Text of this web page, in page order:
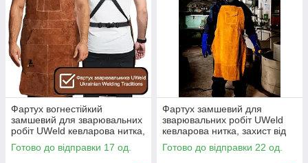
Фартух вогнестійкий
замшевий для зварювальних
робіт UWeld кевларова нитка,
захист від бризок металу
UW12TAR
Готово до відправки 17 од.
Фартух замшевий для
зварювальних робіт UWeld
кевларова нитка, захист від
високих температур
UW10TAR
Готово до відправки 22 од.